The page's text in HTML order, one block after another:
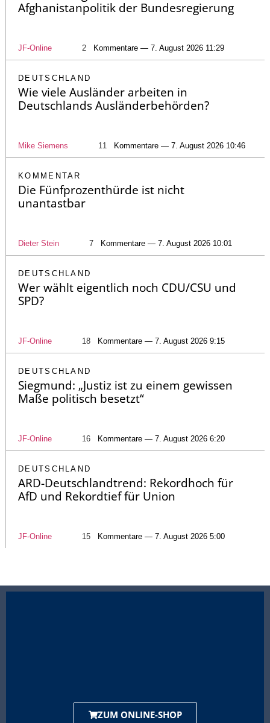
Afghanistanpolitik der Bundesregierung
JF-Online 2 Kommentare — 7. August 2026 11:29
DEUTSCHLAND
Wie viele Ausländer arbeiten in
Deutschlands Ausländerbehörden?
Mike Siemens 11 Kommentare — 7. August 2026 10:46
KOMMENTAR
Die Fünfprozenthürde ist nicht
unantastbar
Dieter Stein 7 Kommentare — 7. August 2026 10:01
DEUTSCHLAND
Wer wählt eigentlich noch CDU/CSU und
SPD?
JF-Online 18 Kommentare — 7. August 2026 9:15
DEUTSCHLAND
Siegmund: „Justiz ist zu einem gewissen
Maße politisch besetzt“
JF-Online 16 Kommentare — 7. August 2026 6:20
DEUTSCHLAND
ARD-Deutschlandtrend: Rekordhoch für
AfD und Rekordtief für Union
JF-Online 15 Kommentare — 7. August 2026 5:00
ZUM ONLINE-SHOP